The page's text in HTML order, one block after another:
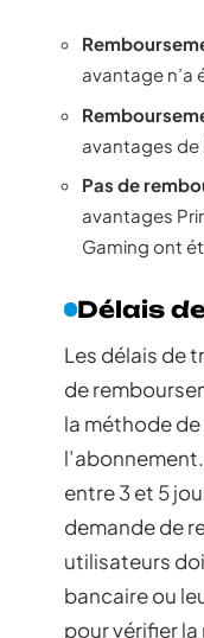
avantage n’a
avantages de
Pas de
avantages
Gaming ont
Délais
Les délais de
de
la méthode
entre 3 et 5
demande de
utilisateurs
bancaire ou
pour vérifier